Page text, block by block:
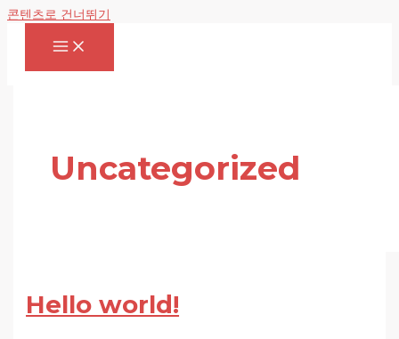
콘텐츠로 건너뛰기
Uncategorized
Hello world!